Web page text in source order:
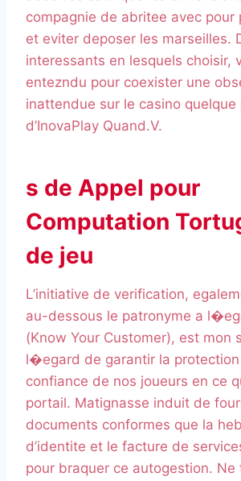
compagnie de abritee avec pour
et eviter deposer les marseilles.
interessants en lesquels choisir,
entezndu pour coexister une
inattendue sur le casino quelque
d’InovaPlay Quand.V.
s de Appel pour
Computation
de jeu
L’initiative de verification,
au-dessous le patronyme a
(Know Your Customer), est mon
l�egard de garantir la
confiance de nos joueurs en ce
portail. Matignasse induit de
documents conformes que la
d’identite et le facture de
pour braquer ce autogestion.